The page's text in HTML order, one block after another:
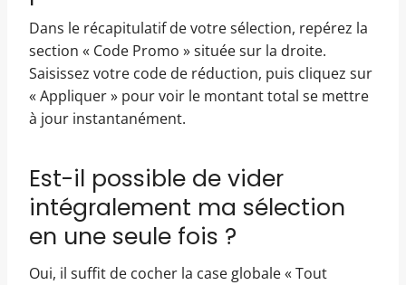
Dans le récapitulatif de votre sélection, repérez la
section « Code Promo » située sur la droite.
Saisissez votre code de réduction, puis cliquez sur
« Appliquer » pour voir le montant total se mettre
à jour instantanément.
Est-il possible de vider
intégralement ma sélection
en une seule fois ?
Oui, il suffit de cocher la case globale « Tout